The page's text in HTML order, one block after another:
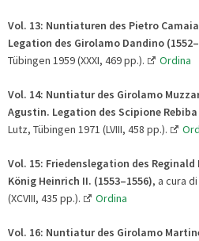
Vol. 13: Nuntiaturen des Pietro
Legation des Girolamo Dandino (1552–
Tübingen 1959 (XXXI, 469 pp.).
Ordina
Vol. 14: Nuntiatur des Girolamo
Agustin. Legation des Scipione Rebiba
Lutz, Tübingen 1971 (LVIII, 458 pp.).
Vol. 15: Friedenslegation des Reginald
König Heinrich II. (1553–1556), a cura
(XCVIII, 435 pp.).
Ordina
Vol. 16: Nuntiatur des Girolamo